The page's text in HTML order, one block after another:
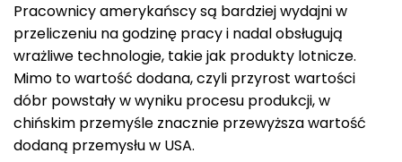
Pracownicy amerykańscy są bardziej wydajni w
przeliczeniu na godzinę pracy i nadal obsługują
wrażliwe technologie, takie jak produkty lotnicze.
Mimo to wartość dodana, czyli przyrost wartości
dóbr powstały w wyniku procesu produkcji, w
chińskim przemyśle znacznie przewyższa wartość
dodaną przemysłu w USA.